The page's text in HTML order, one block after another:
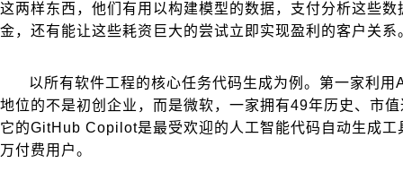
这两样东西，他们有用以构建模型的数据，支付分析这些
金，还有能让这些耗资巨大的尝试立即实现盈利的客户关系
以所有软件工程的核心任务代码生成为例。第一家利用
地位的不是初创企业，而是微软，一家拥有49年历史、市
它的GitHub Copilot是最受欢迎的人工智能代码自动生成工
万付费用户。